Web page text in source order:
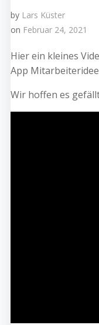
by Lars Küster
on Februar 24, 2021
Hier ein kleines
App
Wir hoffen es